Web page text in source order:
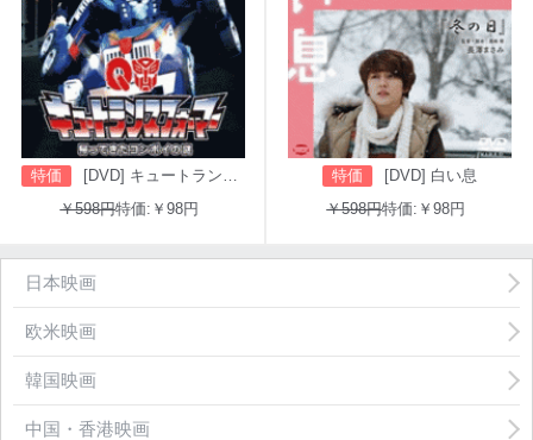
特価
[DVD] キュートランスフォーマー 帰ってきたコンボイの謎
￥598円特価:￥98円
特価
[DVD] 白い息
￥598円特価:￥98円
日本映画
欧米映画
韓国映画
中国・香港映画